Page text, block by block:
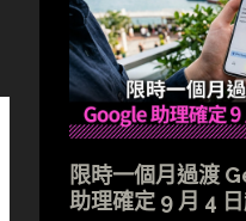
限時一個月過渡
助理確定 9 月 4 日